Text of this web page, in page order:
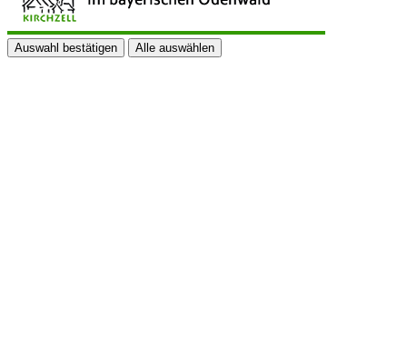
Auswahl bestätigen Alle auswählen